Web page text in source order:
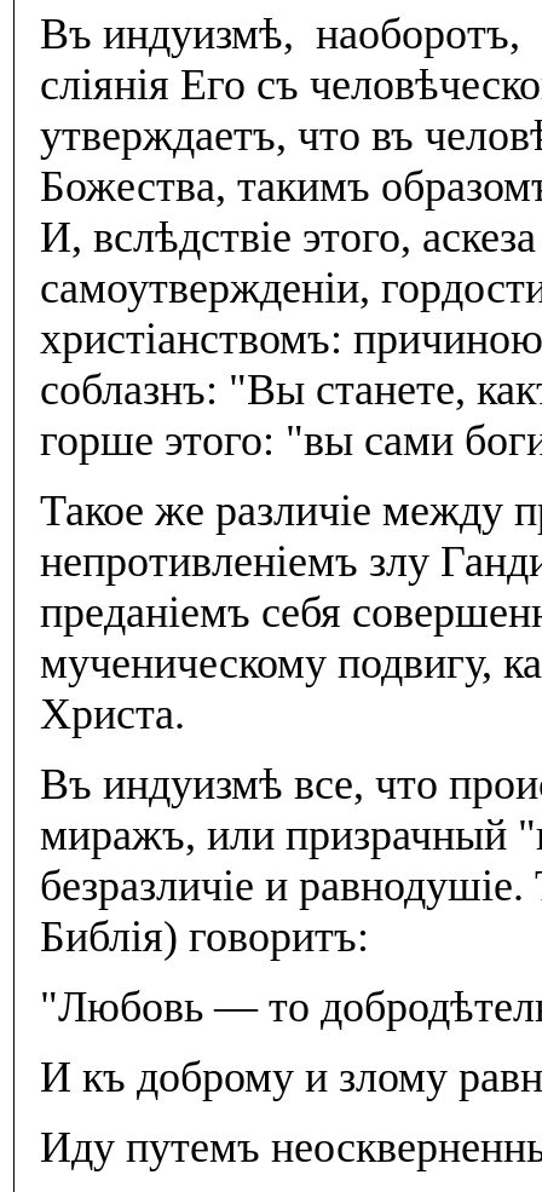
Въ индуизмѣ, наоборотъ,
слiянiя Его съ
утверждаетъ, что въ
Божества, такимъ
И, вслѣдствiе этого,
самоутвержденiи,
христiанствомъ:
соблазнъ: "Вы станете,
горше этого: "вы сами
Такое же различiе между
непротивленiемъ злу
преданiемъ себя
мученическому подвигу,
Христа.
Въ индуизмѣ все, что
миражъ, или призрачный
безразличiе и
Библiя) говоритъ:
"Любовь — то
И къ доброму и злому
Иду путемъ